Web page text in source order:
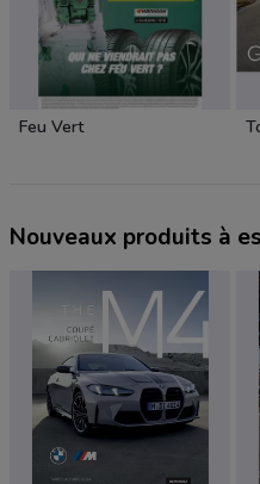
Feu Vert
Nouveaux produits à